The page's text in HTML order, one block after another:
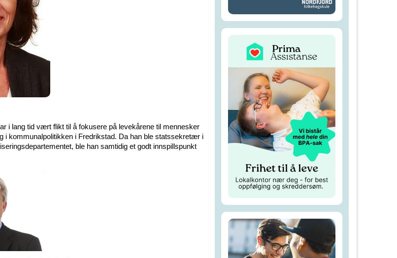
i lang tid vært flikt til å fokusere på levekårene til mennesker
i kommunalpolitikken i Fredrikstad. Da han ble statssekretær i
ble han samtidig et godt innspillspunkt